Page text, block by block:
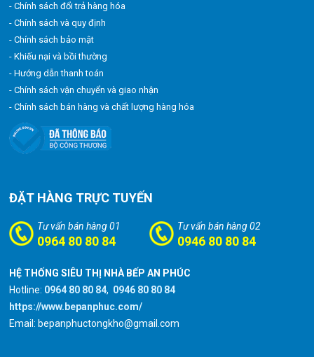
- Chính sách đổi trả hàng hóa
- Chính sách và quy định
- Chính sách bảo mật
- Khiếu nại và bồi thường
- Hướng dẫn thanh toán
- Chính sách vận chuyển và giao nhận
- Chính sách bán hàng và chất lượng hàng hóa
ĐẶT HÀNG TRỰC TUYẾN
Tư vấn bán hàng 01
0964 80 80 84
Tư vấn bán hàng 02
0946 80 80 84
HỆ THỐNG SIÊU THỊ NHÀ BẾP AN PHÚC
Hotline: 0964 80 80 84, 0946 80 80 84
https://www.bepanphuc.com/
Email: bepanphuctongkho@gmail.com